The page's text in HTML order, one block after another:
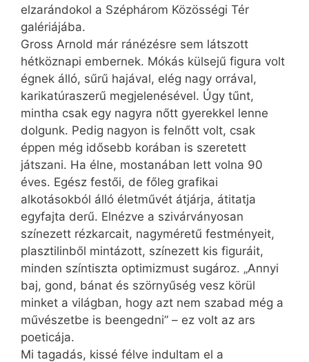
elzarándokol a Széphárom Közösségi Tér
galériájába.
Gross Arnold már ránézésre sem látszott
hétköznapi embernek. Mókás külsejű figura volt
égnek álló, sűrű hajával, elég nagy orrával,
karikatúraszerű megjelenésével. Úgy tűnt,
mintha csak egy nagyra nőtt gyerekkel lenne
dolgunk. Pedig nagyon is felnőtt volt, csak
éppen még idősebb korában is szeretett
játszani. Ha élne, mostanában lett volna 90
éves. Egész festői, de főleg grafikai
alkotásokból álló életművét átjárja, átitatja
egyfajta derű. Elnézve a szivárványosan
színezett rézkarcait, nagyméretű festményeit,
plasztilinből mintázott, színezett kis figuráit,
minden színtiszta optimizmust sugároz. „Annyi
baj, gond, bánat és szörnyűség vesz körül
minket a világban, hogy azt nem szabad még a
művészetbe is beengedni” – ez volt az ars
poeticája.
Mi tagadás, kissé félve indultam el a